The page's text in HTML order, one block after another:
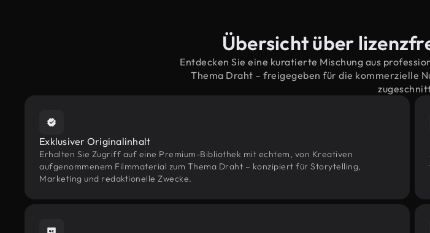
Übersicht über
Entdecken Sie eine kuratierte Mischung aus
Thema Draht – freigegeben für die kommerzielle
Exklusiver Originalinhalt
Erhalten Sie Zugriff auf eine Premium-Bibliothek mit echtem, von Kreativen
aufgenommenem Filmmaterial zum Thema Draht – konzipiert für Storytelling,
Marketing und redaktionelle Zwecke.